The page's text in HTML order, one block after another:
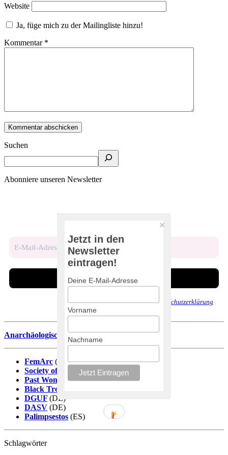
Website
Ja, füge mich zu der Mailingliste hinzu!
Kommentar *
Suchen
Abonniere unseren Newsletter
Bleib auf dem Laufenden!
Wir senden keinen Spam! Erfahre mehr in unsererDatenschutzerklärung
Anarchäologische Literaturdatenbank
FemArc (DE)
Society of Black Archaeologists
Past Women(EN)
Black Trowel Collectiv
DGUF (DE)
DASV (DE)
Palimpsestos (ES)
Schlagwörter
Jetzt in den
Newsletter
eintragen!
Deine E-Mail-Adresse
Vorname
Nachname